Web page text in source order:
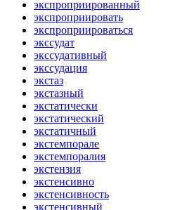
экспроприированный
экспроприировать
экспроприироваться
экссудат
экссудативный
экссудация
экстаз
экстазный
экстатически
экстатический
экстатичный
экстемпорале
экстемпоралия
экстензия
экстенсивно
экстенсивность
экстенсивный